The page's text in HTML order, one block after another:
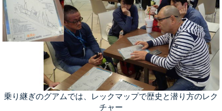
乗り継ぎのグアムでは、レックマップで歴史と潜り方のレク
チャー